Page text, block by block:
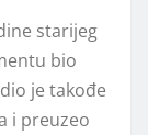
starijeg
bio
je takođe
i preuzeo